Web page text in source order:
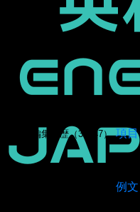
項目の編集履歴（34947） 項目
例文